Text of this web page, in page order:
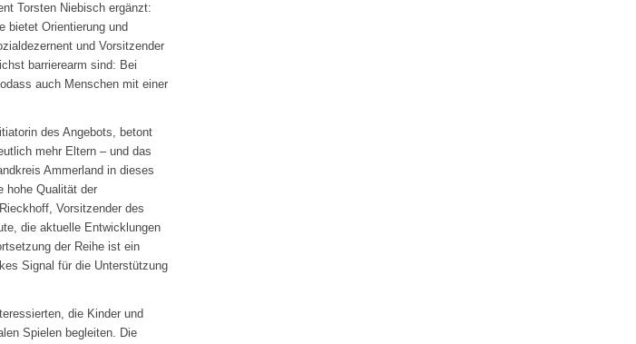
Torsten Niebisch ergänzt:
bietet Orientierung und
und Vorsitzender
barrierearm sind: Bei
auch Menschen mit einer
des Angebots, betont
mehr Eltern – und das
Ammerland in dieses
hohe Qualität der
Vorsitzender des
die aktuelle Entwicklungen
der Reihe ist ein
Signal für die Unterstützung
die Kinder und
Spielen begleiten. Die